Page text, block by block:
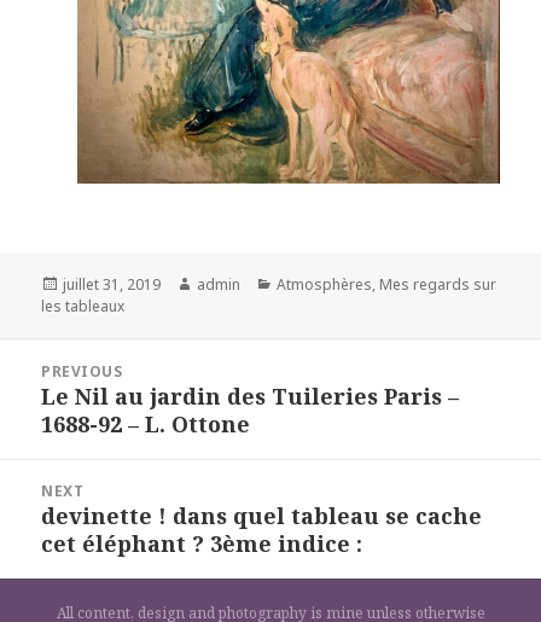
Posted
on
juillet 31, 2019 Author
admin Categories
Atmosphères, Mes regards sur
les tableaux
l’article
PREVIOUS
Previous
post:
Le Nil au jardin des Tuileries Paris –
1688-92 – L. Ottone
NEXT
Next
post:
devinette ! dans quel tableau se cache
cet éléphant ? 3ème indice :
All content, design and photography is mine unless otherwise